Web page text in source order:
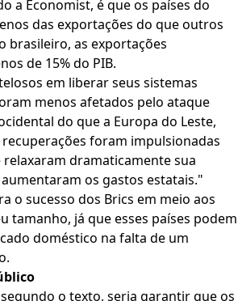
a Economist, é que os países do
das exportações do que outros
brasileiro, as exportações
de 15% do PIB.
em liberar seus sistemas
menos afetados pelo ataque
do que a Europa do Leste,
recuperações foram impulsionadas
dramaticamente sua
os gastos estatais."
o sucesso dos Brics em meio aos
tamanho, já que esses países podem
doméstico na falta de um
o texto, seria garantir que os